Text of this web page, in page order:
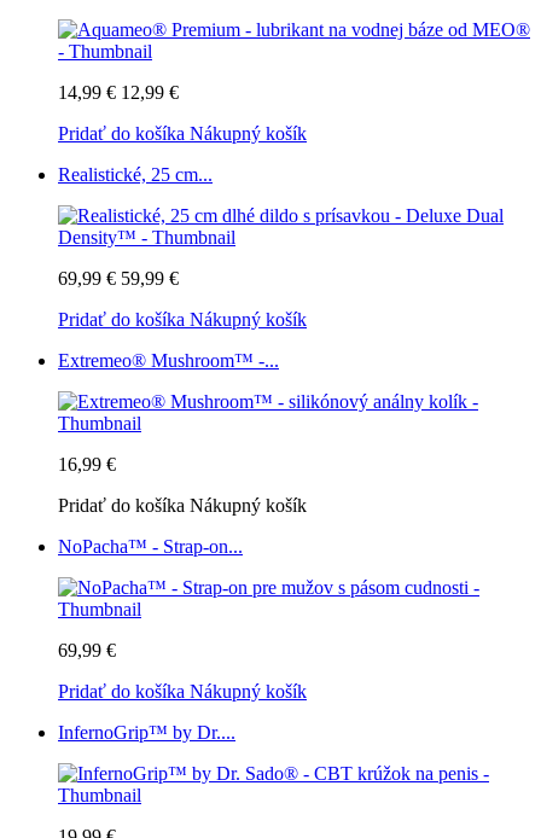
14,99 € 12,99 €
Pridať do košíka Nákupný košík
Realistické, 25 cm...
69,99 € 59,99 €
Pridať do košíka Nákupný košík
Extremeo® Mushroom™ -...
16,99 €
Pridať do košíka Nákupný košík
NoPacha™ - Strap-on...
69,99 €
Pridať do košíka Nákupný košík
InfernoGrip™ by Dr....